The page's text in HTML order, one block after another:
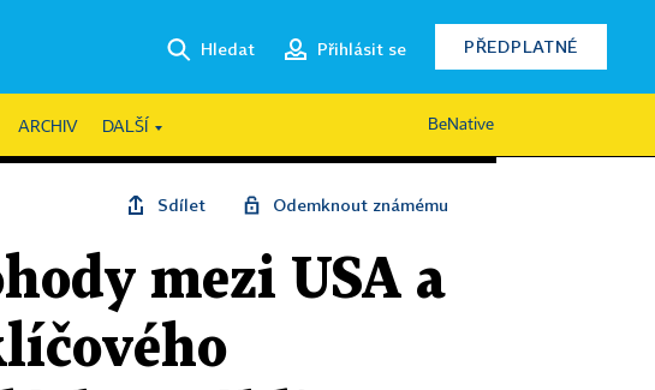
Hledat Přihlásit se PŘEDPLATNÉ
ARCHIV DALŠÍ BeNative
Sdílet Odemknout známému
mezi USA a